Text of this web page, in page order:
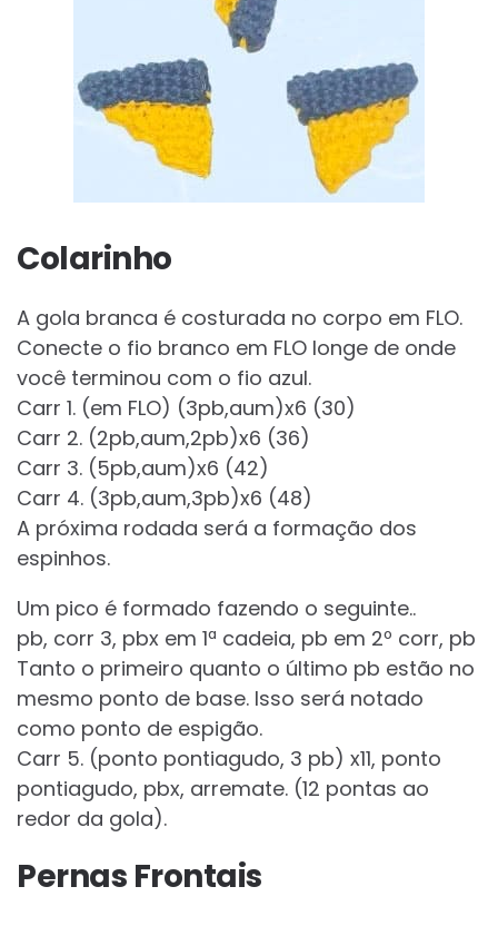
Colarinho
A gola branca é costurada no corpo em FLO.
Conecte o fio branco em FLO longe de onde
você terminou com o fio azul.
Carr 1. (em FLO) (3pb,aum)x6 (30)
Carr 2. (2pb,aum,2pb)x6 (36)
Carr 3. (5pb,aum)x6 (42)
Carr 4. (3pb,aum,3pb)x6 (48)
A próxima rodada será a formação dos
espinhos.
Um pico é formado fazendo o seguinte..
pb, corr 3, pbx em 1ª cadeia, pb em 2º corr, pb
Tanto o primeiro quanto o último pb estão no
mesmo ponto de base. Isso será notado
como ponto de espigão.
Carr 5. (ponto pontiagudo, 3 pb) x11, ponto
pontiagudo, pbx, arremate. (12 pontas ao
redor da gola).
Pernas Frontais